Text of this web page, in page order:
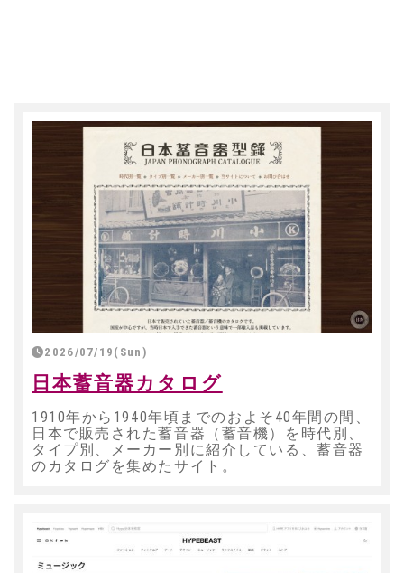
2026/07/19(Sun)
日本蓄音器カタログ
1910年から1940年頃までのおよそ40年間の間、
日本で販売された蓄音器（蓄音機）を時代別、
タイプ別、メーカー別に紹介している、蓄音器
のカタログを集めたサイト。